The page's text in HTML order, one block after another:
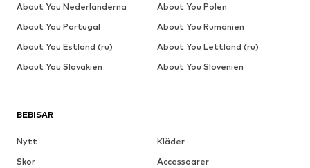
BEBISAR
Nytt
Kläder
Skor
Accessoarer
About You Nederländerna
About You Polen
About You Portugal
About You Rumänien
About You Estland (ru)
About You Lettland (ru)
About You Slovakien
About You Slovenien